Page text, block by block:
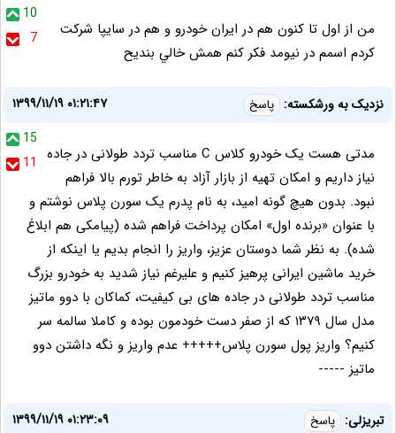
10
7
من از اول تا كنون هم در ايران خودرو و هم در سايپا شركت
كردم اسمم در نيومد فكر كنم همش خالي بنديح
نزدیک به ورشکسته: پاسخ
۱۳۹۹/۱۱/۱۹ ۰۱:۲۱:۴۷
15
11
مدتی هست یک خودرو کلاس C مناسب تردد طولانی در جاده
نیاز داریم و امکان تهیه از بازار آزاد به خاطر تورم بالا فراهم
نبود. بدون هیچ گونه امید،‌ به نام پدرم یک سورن پلاس نوشتم و
با عنوان «برنده اول» امکان پرداخت فراهم شده (پیامکی هم ابلاغ
شده). به نظر شما دوستان عزیز، واریز را انجام بدیم یا اینکه از
خرید ماشین ایرانی پرهیز کنیم و علیرغم نیاز شدید به خودرو بزرگ
مناسب تردد طولانی در جاده های بی کیفیت، کماکان با دوو ماتیز
مدل سال ۱۳۷۹ که از صفر دست خودمون بوده و کاملا سالمه سر
کنیم؟ واریز پول سورن پلاس+++++ عدم واریز و نگه داشتن دوو
ماتیز -----
تبریزلی: پاسخ
۱۳۹۹/۱۱/۱۹ ۰۱:۲۳:۰۹